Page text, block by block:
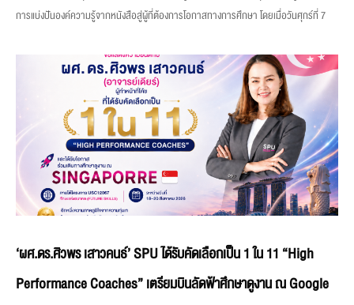
การแบ่งปันองค์ความรู้จากหนังสือสู่ผู้ที่ต้องการโอกาสทางการศึกษา โดยเมื่อวันศุกร์ที่ 7
‘ผศ.ดร.ศิวพร เสาวคนธ์’ SPU ได้รับคัดเลือกเป็น 1 ใน 11 “High
Performance Coaches” เตรียมบินลัดฟ้าศึกษาดูงาน ณ Google